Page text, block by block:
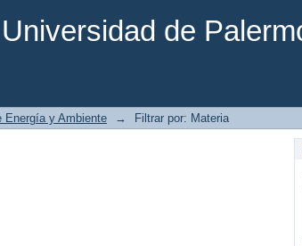
de
Energía y Ambiente → Filtrar por: Materia